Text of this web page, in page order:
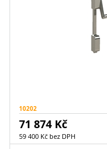
10202
71 874 Kč
59 400 Kč bez DPH